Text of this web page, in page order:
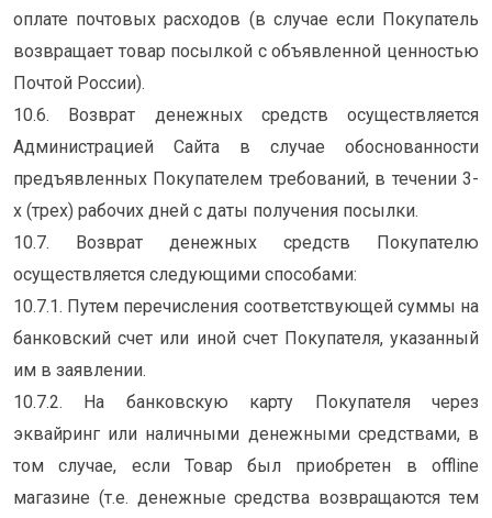
оплате почтовых расходов (в случае если Покупатель
возвращает товар посылкой с объявленной ценностью
Почтой России).
10.6. Возврат денежных средств осуществляется
Администрацией Сайта в случае обоснованности
предъявленных Покупателем требований, в течении 3-
х (трех) рабочих дней с даты получения посылки.
10.7. Возврат денежных средств Покупателю
осуществляется следующими способами:
10.7.1. Путем перечисления соответствующей суммы на
банковский счет или иной счет Покупателя, указанный
им в заявлении.
10.7.2. На банковскую карту Покупателя через
эквайринг или наличными денежными средствами, в
том случае, если Товар был приобретен в offline
магазине (т.е. денежные средства возвращаются тем